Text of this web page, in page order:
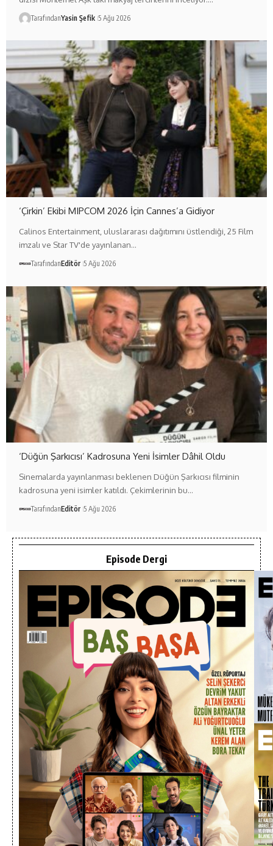
TarafındanYasin Şefik 5 Ağu 2026
‘Çirkin’ Ekibi MIPCOM 2026 İçin Cannes’a Gidiyor
Calinos Entertainment, uluslararası dağıtımını üstlendiği, 25 Film
imzalı ve Star TV'de yayınlanan…
TarafındanEditör 5 Ağu 2026
‘Düğün Şarkıcısı’ Kadrosuna Yeni İsimler Dâhil Oldu
Sinemalarda yayınlanması beklenen Düğün Şarkıcısı filminin
kadrosuna yeni isimler katıldı. Çekimlerinin bu…
TarafındanEditör 5 Ağu 2026
Episode Dergi